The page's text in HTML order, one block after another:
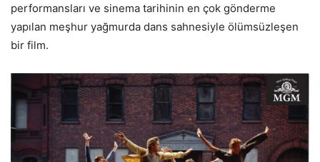
performansları ve sinema tarihinin en çok gönderme
yapılan meşhur yağmurda dans sahnesiyle ölümsüzleşen
bir film.